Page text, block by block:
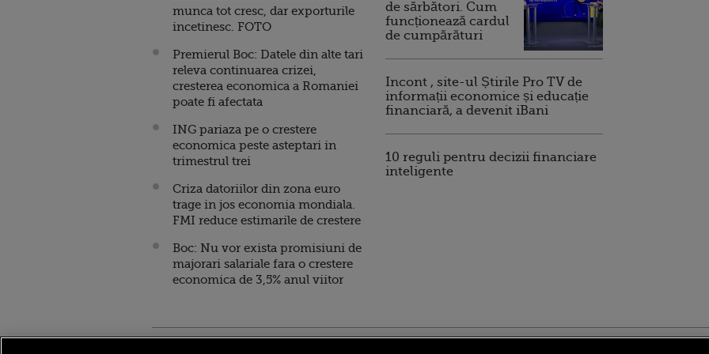
munca tot cresc, dar exporturile
incetinesc. FOTO
Premierul Boc: Datele din alte tari
releva continuarea crizei,
cresterea economica a Romaniei
poate fi afectata
ING pariaza pe o crestere
economica peste asteptari in
trimestrul trei
Criza datoriilor din zona euro
trage in jos economia mondiala.
FMI reduce estimarile de crestere
Boc: Nu vor exista promisiuni de
majorari salariale fara o crestere
economica de 3,5% anul viitor
de sărbători. Cum
funcționează cardul
de cumpărături
Incont , site-ul Știrile Pro TV de
informații economice și educație
financiară, a devenit iBani
10 reguli pentru decizii financiare
inteligente